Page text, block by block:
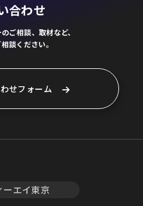
合わせ
ご相談、取材など、
談ください。
せフォーム
ーエイ東京